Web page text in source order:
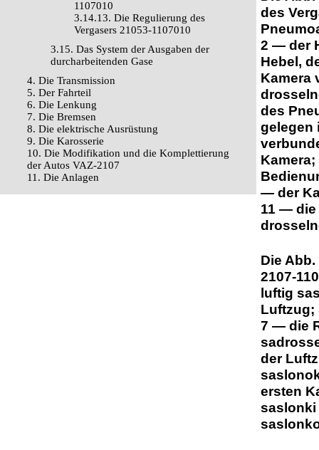
1107010
3.14.13. Die Regulierung des
Vergasers 21053-1107010
3.15. Das System der Ausgaben der
durcharbeitenden Gase
4. Die Transmission
5. Der Fahrteil
6. Die Lenkung
7. Die Bremsen
8. Die elektrische Ausrüstung
9. Die Karosserie
10. Die Modifikation und die Komplettierung
der Autos VAZ-2107
11. Die Anlagen
des
2 — der
Hebel,
Kamera
des
gelegen
— der
11 — die
Die
2107-
luftig
Luftzug;
7 — die
der
ersten
saslonki